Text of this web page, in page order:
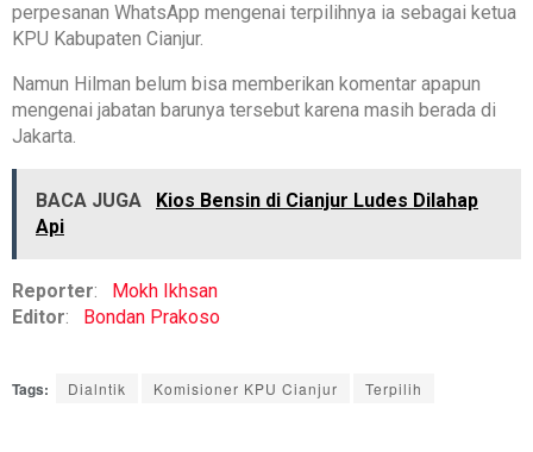
perpesanan WhatsApp mengenai terpilihnya ia sebagai ketua
KPU Kabupaten Cianjur.
Namun Hilman belum bisa memberikan komentar apapun
mengenai jabatan barunya tersebut karena masih berada di
Jakarta.
BACA JUGA
Kios Bensin di Cianjur Ludes Dilahap
Api
Reporter:
Mokh Ikhsan
Editor: Bondan Prakoso
Tags: Dialntik Komisioner KPU Cianjur Terpilih